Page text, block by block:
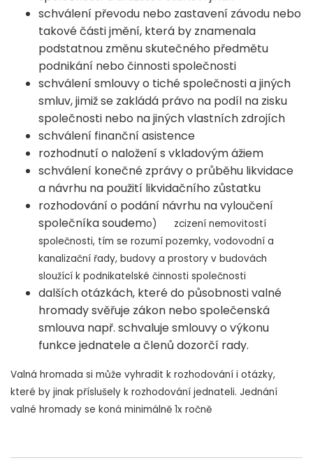
schválení převodu nebo zastavení závodu nebo
takové části jmění, která by znamenala
podstatnou změnu skutečného předmětu
podnikání nebo činnosti společnosti
schválení smlouvy o tiché společnosti a jiných
smluv, jimiž se zakládá právo na podíl na zisku
společnosti nebo na jiných vlastních zdrojích
schválení finanční asistence
rozhodnutí o naložení s vkladovým ážiem
schválení konečné zprávy o průběhu likvidace
a návrhu na použití likvidačního zůstatku
rozhodování o podání návrhu na vyloučení
společníka soudemo) zcizení nemovitostí
společnosti, tím se rozumí pozemky, vodovodní a
kanalizační řady, budovy a prostory v budovách
sloužící k podnikatelské činnosti společnosti
dalších otázkách, které do působnosti valné
hromady svěřuje zákon nebo společenská
smlouva např. schvaluje smlouvy o výkonu
funkce jednatele a členů dozorčí rady.
Valná hromada si může vyhradit k rozhodování i otázky,
které by jinak příslušely k rozhodování jednateli. Jednání
valné hromady se koná minimálně 1x ročně